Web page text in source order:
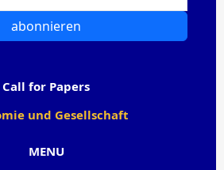
MENU
abonnieren
Call for Papers
und Gesellschaft